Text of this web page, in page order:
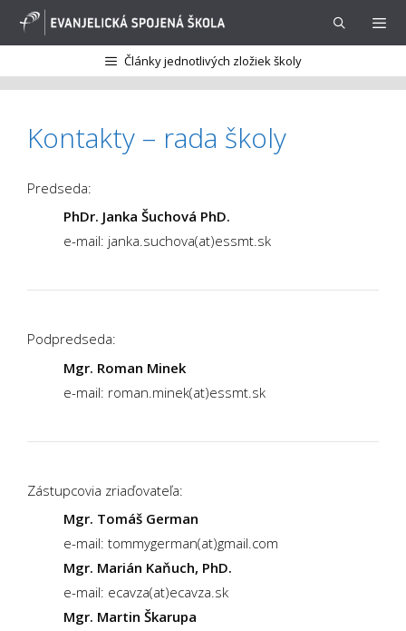
Preskočiť
Články jednotlivých zložiek školy
Kontakty – rada školy
Predseda:
PhDr. Janka Šuchová PhD.
e-mail: janka.suchova(at)essmt.sk
Podpredseda:
Mgr. Roman Minek
e-mail: roman.minek(at)essmt.sk
Zástupcovia zriaďovateľa:
Mgr. Tomáš German
e-mail: tommygerman(at)gmail.com
Mgr. Marián Kaňuch, PhD.
e-mail: ecavza(at)ecavza.sk
Mgr. Martin Škarupa